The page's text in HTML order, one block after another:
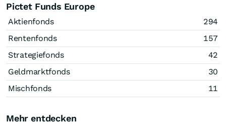
Pictet Funds Europe
Aktienfonds
294
Rentenfonds
157
Strategiefonds
42
Geldmarktfonds
30
Mischfonds
11
Mehr entdecken